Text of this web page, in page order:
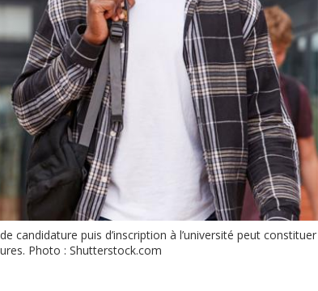
candidature puis d’inscription à l’université peut constituer
Photo : Shutterstock.com